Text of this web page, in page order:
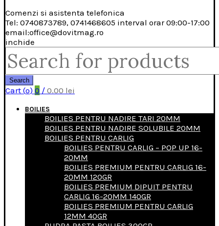
Comenzi si asistenta telefonica
Tel: 0740873789, 0741468605 interval orar 09:00-17:00
email:office@dovitmag.ro
inchide
Search
for:
Search
Cart (o) 0 / 0.00 lei
BOILIES
BOILIES PENTRU NADIRE TARI 20MM
BOILIES PENTRU NADIRE SOLUBILE 20MM
BOILIES PENTRU CARLIG
BOILIES PENTRU CARLIG – POP UP 16-
20MM
BOILIES PREMIUM PENTRU CARLIG 16-
20MM 120GR
BOILIES PREMIUM DIPUIT PENTRU
CARLIG 16-20MM 140GR
BOILIES PREMIUM PENTRU CARLIG
12MM 40GR